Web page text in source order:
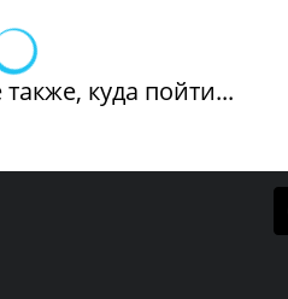
куда пойти...